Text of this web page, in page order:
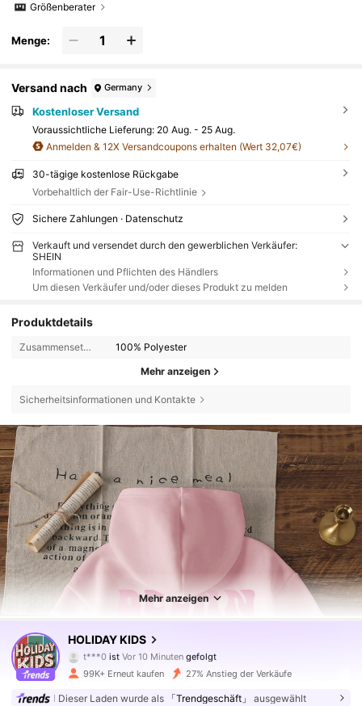
Größenberater
Menge:
Versand nach Germany
Kostenloser Versand
Voraussichtliche Lieferung: 20 Aug. - 25 Aug.
Anmelden & 12X Versandcoupons erhalten (Wert 32,07€)
30-tägige kostenlose Rückgabe
Vorbehaltlich der Fair-Use-Richtlinie
Sichere Zahlungen · Datenschutz
Verkauft und versendet durch den gewerblichen Verkäufer:
SHEIN
Informationen und Pflichten des Händlers
Um diesen Verkäufer und/oder dieses Produkt zu melden
Produktdetails
Zusammensetzung: 100% Polyester
Mehr anzeigen
Sicherheitsinformationen und Kontakte
Mehr anzeigen
HOLIDAY KIDS
t***0istVor 10 Minuten
s***7 ist am Durchsuchen
4,88
142K Follower
99K+ Erneut kaufen 27% Anstieg der Verkäufe
Dieser Laden wurde als 「Trendgeschäft」 ausgewählt